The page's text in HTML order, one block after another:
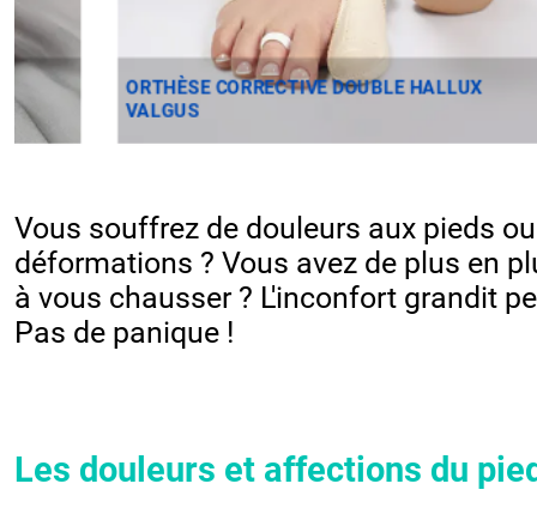
ORTHÈSE CORRECTIVE DOUBLE HALLUX
VALGUS
Vous souffrez de douleurs aux pieds
déformations ? Vous avez de plus en
à vous chausser ? L'inconfort grandit
Pas de panique !
Les douleurs et affections du